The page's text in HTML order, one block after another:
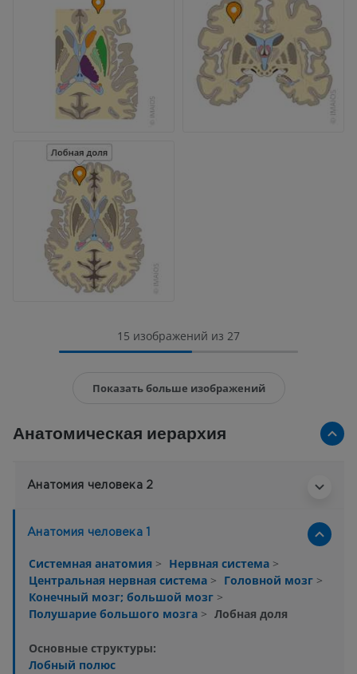
15 изображений из 27
Показать больше изображений
Анатомическая иерархия
Анатомия человека 2
Анатомия человека 1
Системная анатомия > Нервная система >
Центральная нервная система > Головной мозг >
Конечный мозг; большой мозг >
Полушарие большого мозга > Лобная доля
Основные структуры:
Лобный полюс